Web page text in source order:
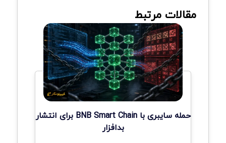
مقالات مرتبط
حمله سایبری با BNB Smart Chain برای انتشار
بدافزار